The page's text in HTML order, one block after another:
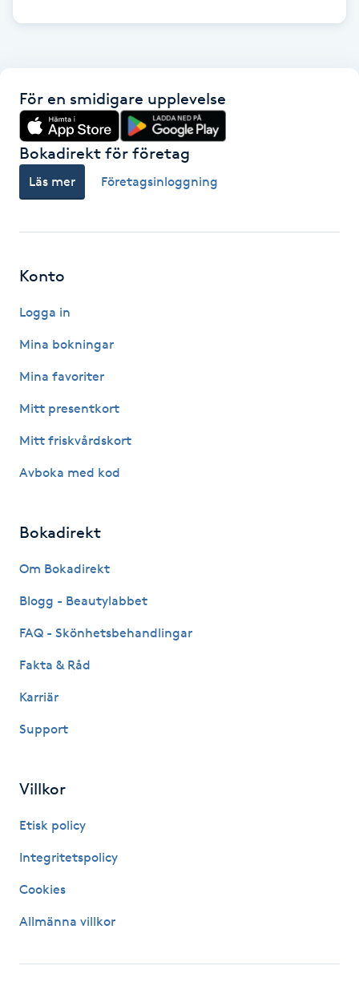
J
K18
Katun fransar
Kemisk peeling
Kinesisk medicin
Kiropraktik
Klippning
Klippning ungdom
Koppningsmassage
Kostrådgivning
Kroppspeeling
Käkledsbehandling
För en smidigare upplevelse
Bokadirekt för företag
Läs mer Företagsinloggning
Konto
Logga in
Mina bokningar
Mina favoriter
Mitt presentkort
Mitt friskvårdskort
Avboka med kod
Bokadirekt
Om Bokadirekt
Blogg - Beautylabbet
FAQ - Skönhetsbehandlingar
Fakta & Råd
Karriär
Support
Villkor
Etisk policy
Integritetspolicy
Cookies
Allmänna villkor